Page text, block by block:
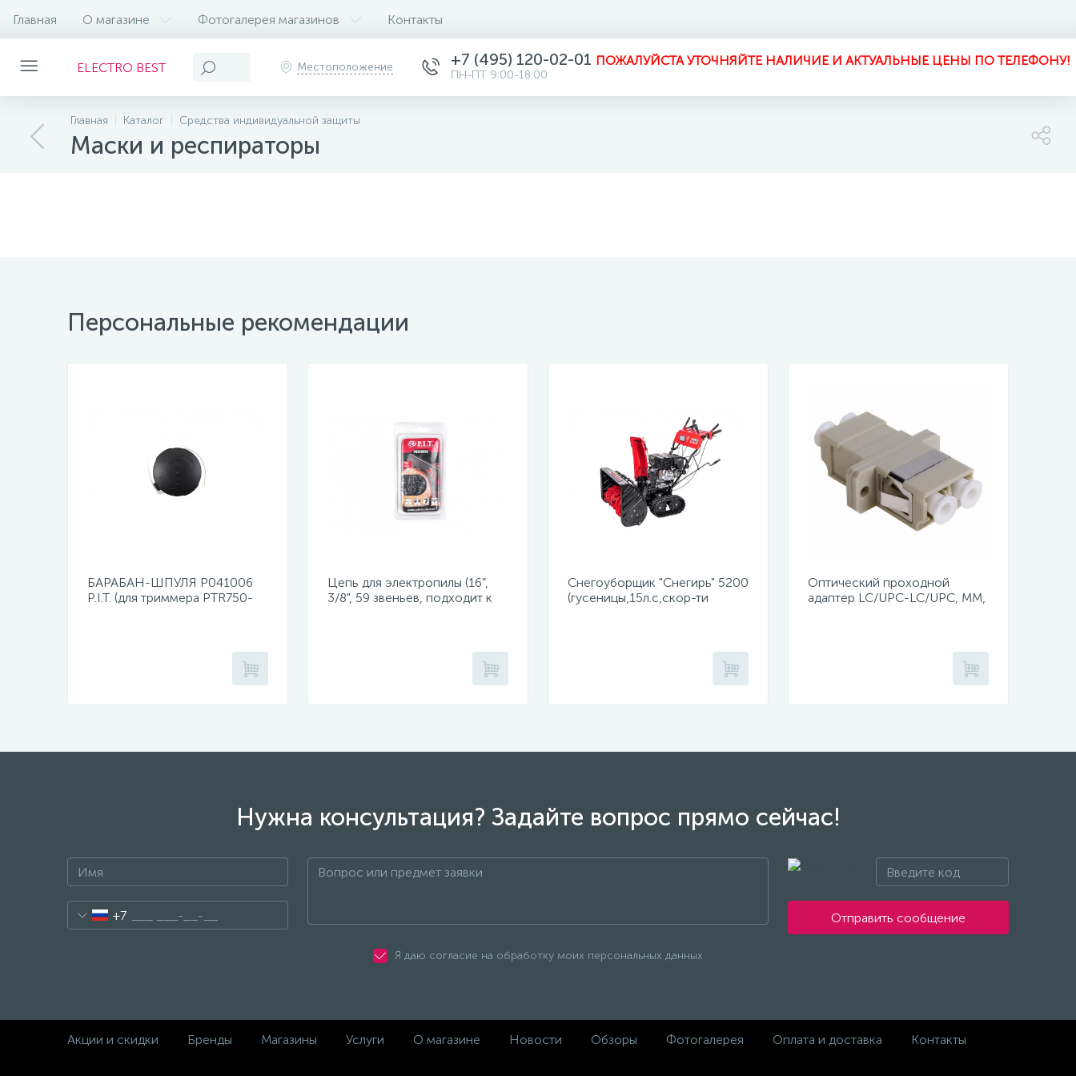
Главная О магазине Фотогалерея магазинов Контакты
ELECTRO BEST Местоположение +7 (495) 120-02-01 ПОЖАЛУЙСТА УТОЧНЯЙТЕ НАЛИЧИЕ И АКТУАЛЬНЫЕ ЦЕНЫ ПО ТЕЛЕФОНУ!
ПН-ПТ 9:00-18:00
Главная Каталог Средства индивидуальной защиты
Маски и респираторы
Персональные рекомендации
БАРАБАН-ШПУЛЯ Р041006
P.I.T. (для триммера PTR750-
Цепь для электропилы (16”,
3/8", 59 звеньев, подходит к
Снегоуборщик "Снегирь" 5200
(гусеницы,15л.с,скор-ти
Оптический проходной
адаптер LC/UPC-LC/UPC, MM,
Нужна консультация? Задайте вопрос прямо сейчас!
+7 Отправить сообщение
Я даю согласие на обработку моих персональных данных
Акции и скидки Бренды Магазины Услуги О магазине Новости Обзоры Фотогалерея Оплата и доставка Контакты